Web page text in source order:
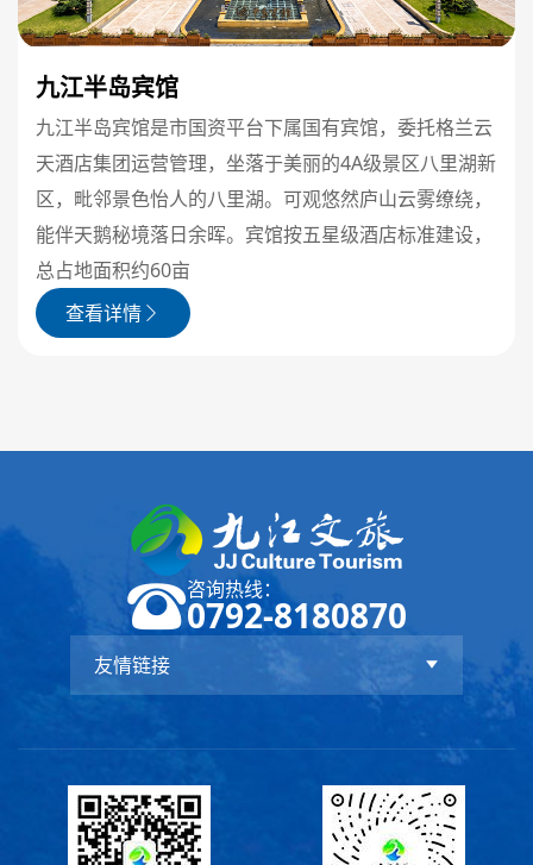
九江半岛宾馆
九江半岛宾馆是市国资平台下属国有宾馆，委托格兰云
天酒店集团运营管理，坐落于美丽的4A级景区八里湖新
区，毗邻景色怡人的八里湖。可观悠然庐山云雾缭绕，
能伴天鹅秘境落日余晖。宾馆按五星级酒店标准建设，
总占地面积约60亩
查看详情
咨询热线：
0792-8180870
友情链接